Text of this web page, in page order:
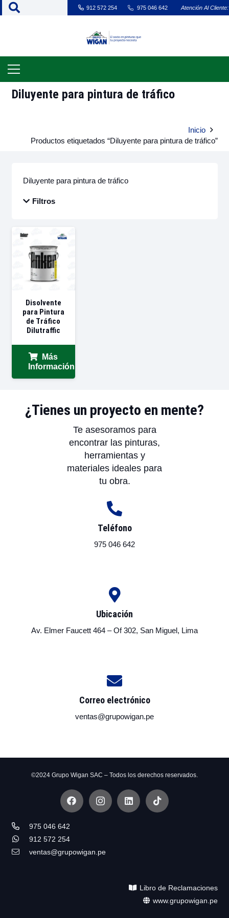
912 572 254 975 046 642 Atención Al Cliente:
Diluyente para pintura de tráfico
Inicio
Productos etiquetados “Diluyente para pintura de tráfico”
Diluyente para pintura de tráfico
Filtros
Disolvente
para Pintura
de Tráfico
Dilutraffic
Más
Información
¿Tienes un proyecto en mente?
Te asesoramos para
encontrar las pinturas,
herramientas y
materiales ideales para
tu obra.
Teléfono
975 046 642
Ubicación
Av. Elmer Faucett 464 – Of 302, San Miguel, Lima
Correo electrónico
ventas@grupowigan.pe
©2024 Grupo Wigan SAC – Todos los derechos reservados.
975 046 642
912 572 254
ventas@grupowigan.pe
Libro de Reclamaciones
www.grupowigan.pe